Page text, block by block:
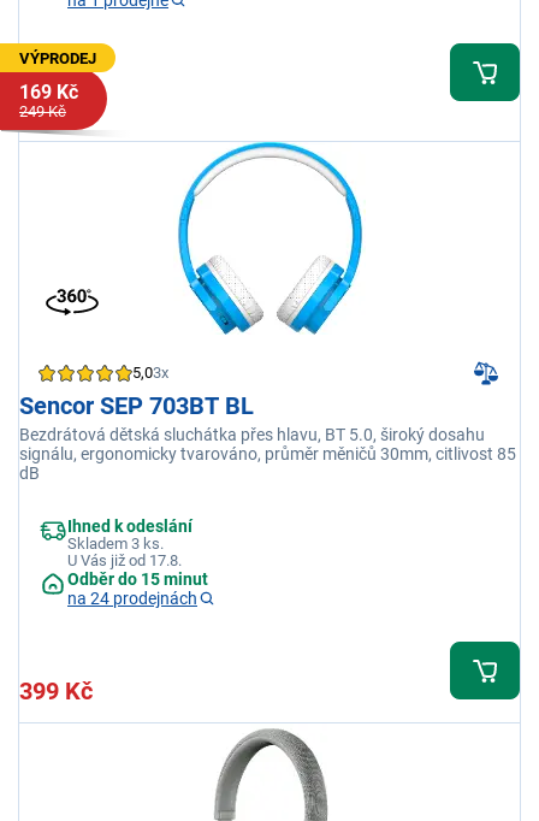
VÝPRODEJ
169 Kč
249 Kč
5,03x
Sencor SEP 703BT BL
Bezdrátová dětská sluchátka přes hlavu, BT 5.0, široký dosahu
signálu, ergonomicky tvarováno, průměr měničů 30mm, citlivost 85
dB
Ihned k odeslání
Skladem 3 ks.
U Vás již od 17.8.
Odběr do 15 minut
na 24 prodejnách
399 Kč